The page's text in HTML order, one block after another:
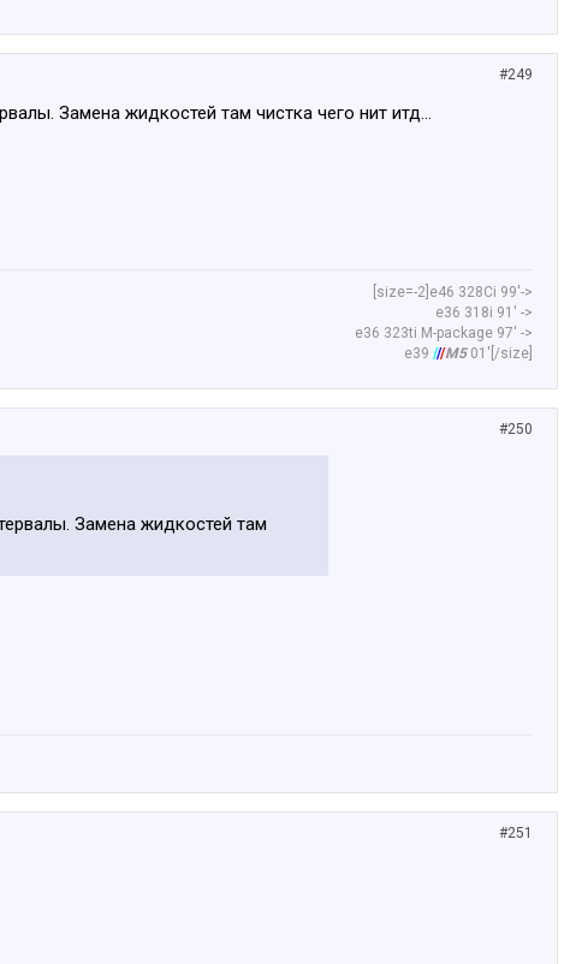
#249
Замена жидкостей там чистка чего нит итд...
[size=-2]е46 328Сi 99'->
е36 318i 91' ->
e36 323ti M-package 97' ->
e39 ///M501'[/size]​
#250
Замена жидкостей там
#251